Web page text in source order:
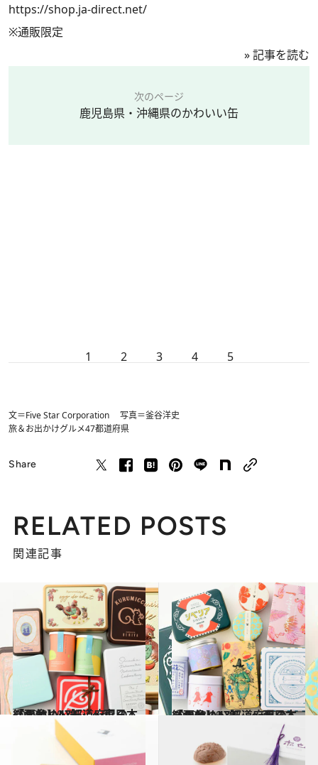
https://shop.ja-direct.net/
※通販限定
»記事を読む
次のページ
鹿児島県・沖縄県のかわいい缶
1 2 3 4 5
文＝Five Star Corporation 写真＝釜谷洋史
旅＆お出かけグルメ47都道府県
Share
RELATED POSTS
関連記事
2022.3.10
【画像】47都道府県の「かわいい缶」～東日本総まとめ～
グルメ 2022.3.19
【画像】47都道府県の「かわいい缶」～西日本総まとめ～
グルメ